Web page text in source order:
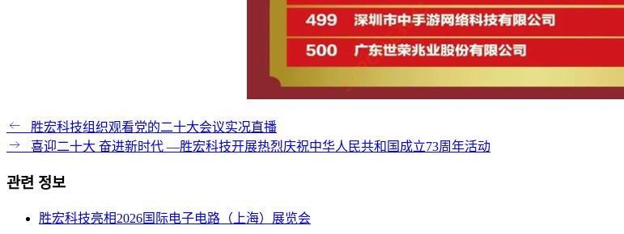
胜宏科技组织观看党的二十大会议实况直播
喜迎二十大 奋进新时代 —胜宏科技开展热烈庆祝中华人民共和国成立73周年活动
관련 정보
胜宏科技亮相2026国际电子电路（上海）展览会